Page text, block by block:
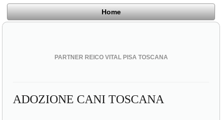
Home
PARTNER REICO VITAL PISA TOSCANA
ADOZIONE CANI TOSCANA